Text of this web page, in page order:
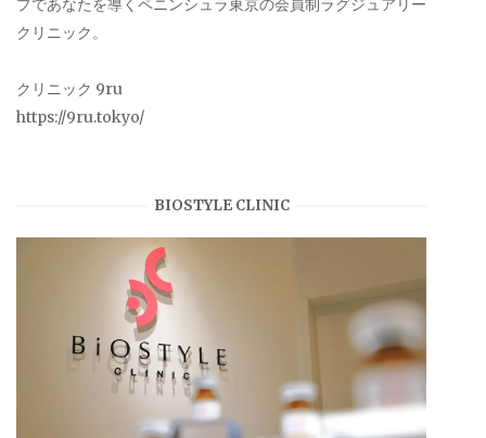
プであなたを導くペニンシュラ東京の会員制ラグジュアリー
クリニック。
クリニック 9ru
https://9ru.tokyo/
BIOSTYLE CLINIC